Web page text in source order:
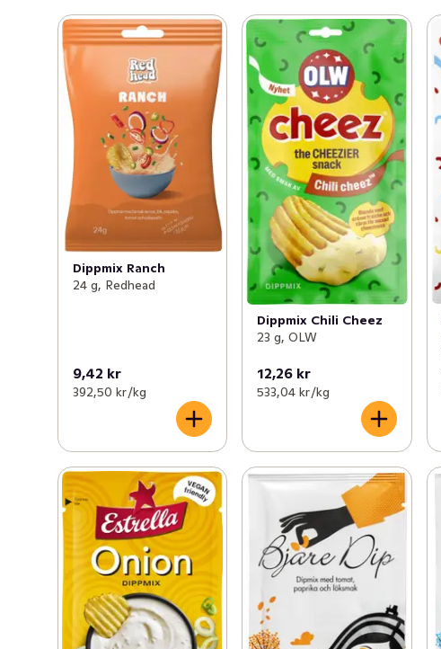
Dippmix Ranch
24 g, Redhead
9,42 kr
392,50 kr /kg
Dippmix Chili Cheez
23 g, OLW
12,26 kr
533,04 kr /kg